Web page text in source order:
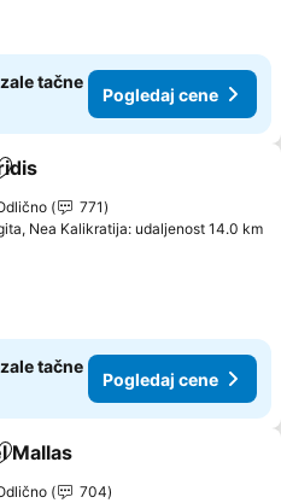
tačne
Pogledaj cene
u favorite
771
Nea Kalikratija: udaljenost 14.0 km
tačne
Pogledaj cene
u favorite
Mallas
704